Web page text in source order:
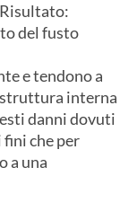
del fusto
e tendono a
interna
danni dovuti
fini che per
a una